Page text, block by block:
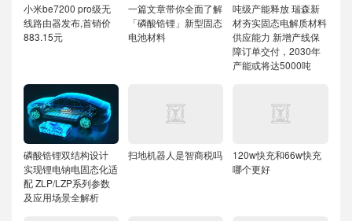
小米be7200 pro级无
线路由器发布,首销价
883.15元
一篇文章带你全面了解
「磷酸锆锂」新型固态
电池材料
吨级产能释放 瑞森新
材夯实固态电解质材料
供应能力新增产线保
障订单交付，2030年
产能或将达5000吨
磷酸锆锂双结构设计
实现锂电钠电固态化适
配ZLP/LZP系列参数
及应用场景全解析
扫地机器人是智商税吗
120w快充和66w快充
哪个更好